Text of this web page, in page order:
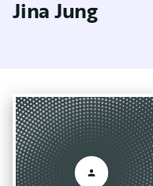
Jina Jung